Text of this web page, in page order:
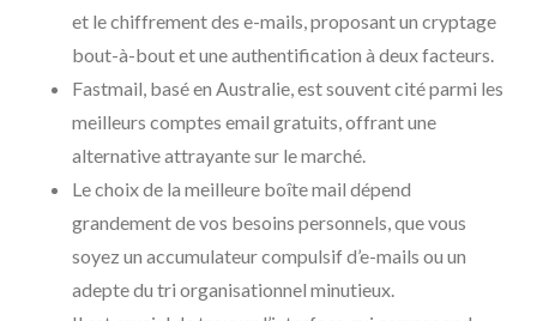
et le chiffrement des e-mails, proposant un cryptage
bout-à-bout et une authentification à deux facteurs.
Fastmail, basé en Australie, est souvent cité parmi les
meilleurs comptes email gratuits, offrant une
alternative attrayante sur le marché.
Le choix de la meilleure boîte mail dépend
grandement de vos besoins personnels, que vous
soyez un accumulateur compulsif d’e-mails ou un
adepte du tri organisationnel minutieux.